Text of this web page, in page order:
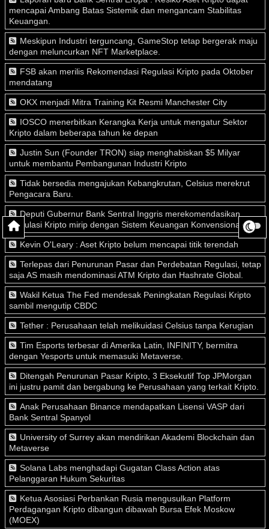
mencapai Ambang Batas Sistemik dan mengancam Stabilitas
Keuangan.
Meskipun Industri terguncang, GameStop tetap bergerak maju
dengan meluncurkan NFT Marketplace.
FSB akan merilis Rekomendasi Regulasi Kripto pada Oktober
mendatang
OKX menjadi Mitra Training Kit Resmi Manchester City
IOSCO menerbitkan Kerangka Kerja untuk mengatur Sektor
Kripto dalam beberapa tahun ke depan
Justin Sun (Founder TRON) siap menghabiskan $5 Milyar
untuk membantu Pembangunan Industri Kripto
Tidak bersedia mengajukan Kebangkrutan, Celsius merekrut
Pengacara Baru.
Deputi Gubernur Bank Sentral Inggris merekomendasikan
Regulasi Kripto mirip dengan Sistem Keuangan Konvensional
Kevin O'Leary : Aset Kripto belum mencapai titik terendah
Terlepas dari Penurunan Pasar dan Perdebatan Regulasi, tetap
saja AS masih mendominasi ATM Kripto dan Hashrate Global.
Wakil Ketua The Fed mendesak Peningkatan Regulasi Kripto
sambil mengutip CBDC
Tether : Perusahaan telah melikuidasi Celsius tanpa Kerugian
Tim Esports terbesar di Amerika Latin, INFINITY, bermitra
dengan Yesports untuk memasuki Metaverse.
Ditengah Penurunan Pasar Kripto, 3 Eksekutif Top JPMorgan
ini justru pamit dan bergabung ke Perusahaan yang terkait Kripto.
Anak Perusahaan Binance mendapatkan Lisensi VASP dari
Bank Sentral Spanyol
University of Surrey akan mendirikan Akademi Blockchain dan
Metaverse
Solana Labs menghadapi Gugatan Class Action atas
Pelanggaran Hukum Sekuritas
Ketua Asosiasi Perbankan Rusia mengusulkan Platform
Perdagangan Kripto dibangun dibawah Bursa Efek Moskow
(MOEX)